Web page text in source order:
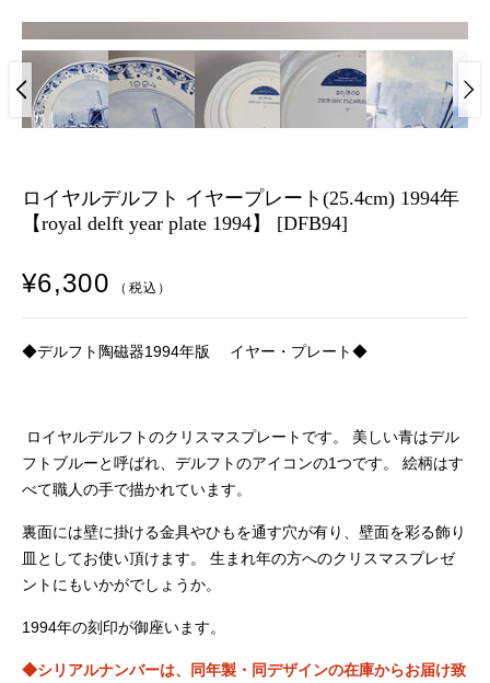
ロイヤルデルフト イヤープレート(25.4cm) 1994年
【royal delft year plate 1994】 [DFB94]
¥6,300 （税込）
◆デルフト陶磁器1994年版 イヤー・プレート◆
ロイヤルデルフトのクリスマスプレートです。 美しい青はデル
フトブルーと呼ばれ、デルフトのアイコンの1つです。 絵柄はす
べて職人の手で描かれています。
裏面には壁に掛ける金具やひもを通す穴が有り、壁面を彩る飾り
皿としてお使い頂けます。 生まれ年の方へのクリスマスプレゼ
ントにもいかがでしょうか。
1994年の刻印が御座います。
◆シリアルナンバーは、同年製・同デザインの在庫からお届け致